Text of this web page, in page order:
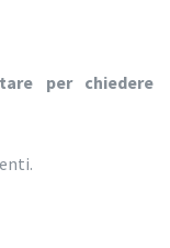
per chiedere